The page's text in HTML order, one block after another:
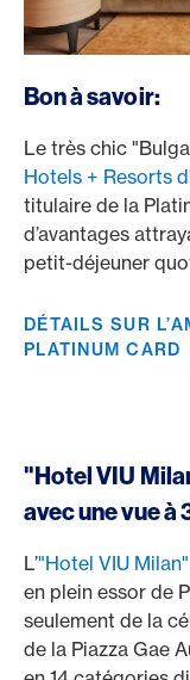
Bon à savoir:
Le très chic
Hotels + Resorts
titulaire de la
d’avantages
petit-déjeuner
DÉTAILS SUR
PLATINUM CARD
"Hotel VIU
avec une vue à
L’"Hotel VIU Milan"
en plein essor de
seulement de la
de la Piazza Gae